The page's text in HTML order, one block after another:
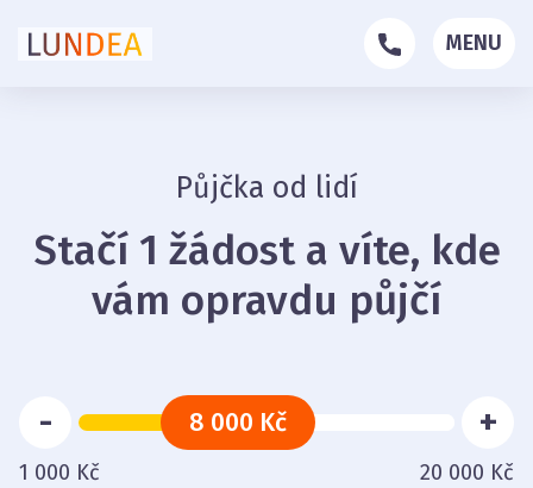
MENU
Půjčka od lidí
Stačí 1 žádost a víte, kde
vám opravdu půjčí
8 000 Kč
- +
1 000 Kč 20 000 Kč